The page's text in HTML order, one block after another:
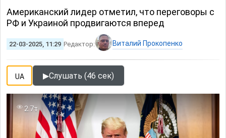
Американский лидер отметил, что переговоры с
РФ и Украиной продвигаются вперед
22-03-2025, 11:29 Редактор: Виталий Прокопенко
UA ▶Слушать (46 сек)
2.7т